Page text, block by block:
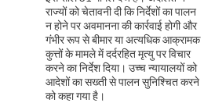
राज्यों को चेतावनी दी कि निर्देशों का पालन
न होने पर अवमानना की कार्रवाई होगी और
गंभीर रूप से बीमार या अत्यधिक आक्रामक
कुत्तों के मामले में दर्दरहित मृत्यु पर विचार
करने का निर्देश दिया। उच्च न्यायालयों को
आदेशों का सख्ती से पालन सुनिश्चित करने
को कहा गया है।